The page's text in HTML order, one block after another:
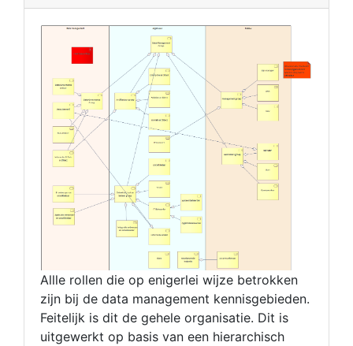
Allle rollen die op enigerlei wijze betrokken
zijn bij de data management kennisgebieden.
Feitelijk is dit de gehele organisatie. Dit is
uitgewerkt op basis van een hierarchisch